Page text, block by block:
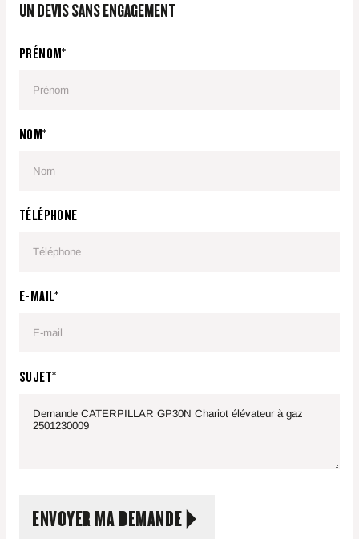
UN DEVIS SANS ENGAGEMENT
PRÉNOM*
NOM*
TÉLÉPHONE
E-MAIL*
SUJET*
ENVOYER MA DEMANDE